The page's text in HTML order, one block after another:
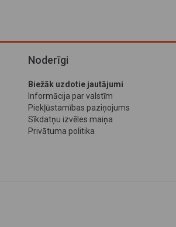
Noderīgi
Biežāk uzdotie jautājumi
Informācija par valstīm
Piekļūstamības paziņojums
Sīkdatņu izvēles maiņa
Privātuma politika